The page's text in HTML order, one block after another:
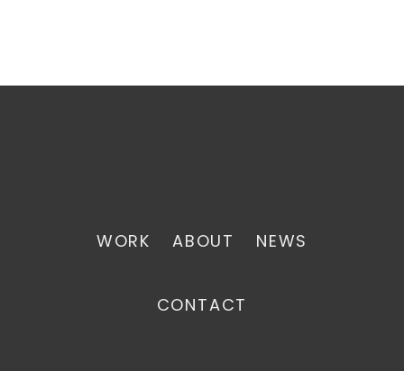
WORK ABOUT NEWS
CONTACT